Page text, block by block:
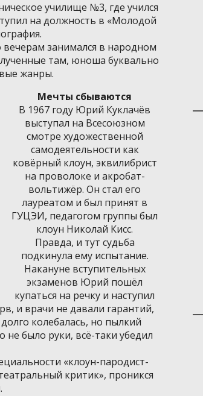
училище №3, где учился
на должность в «Молодой
занимался в народном
там, юноша буквально
жанры.
Мечты сбываются
В 1967 году Юрий Куклачёв
выступал на Всесоюзном
смотре художественной
самодеятельности как
ковёрный клоун, эквилибрист
на проволоке и акробат-
вольтижёр. Он стал его
лауреатом и был принят в
ГУЦЭИ, педагогом группы был
клоун Николай Кисс.
Правда, и тут судьба
подкинула ему испытание.
Накануне вступительных
экзаменов Юрий пошёл
купаться на речку и наступил
и врачи не давали гарантий,
колебалась, но пылкий
не было руки, всё-таки убедил
«клоун-пародист-
критик», проникся